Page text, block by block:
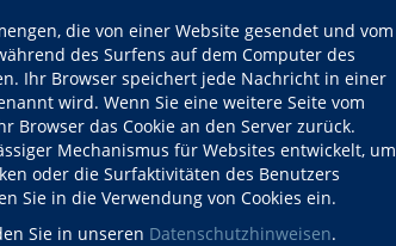
die von einer Website gesendet und vom
des Surfens auf dem Computer des
Ihr Browser speichert jede Nachricht in einer
wird. Wenn Sie eine weitere Seite vom
Browser das Cookie an den Server zurück.
Mechanismus für Websites entwickelt, um
oder die Surfaktivitäten des Benutzers
Sie in die Verwendung von Cookies ein.
Sie in unseren Datenschutzhinweisen.